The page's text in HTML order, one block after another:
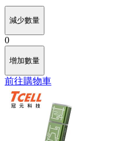
減少數量
0
增加數量
前往購物車